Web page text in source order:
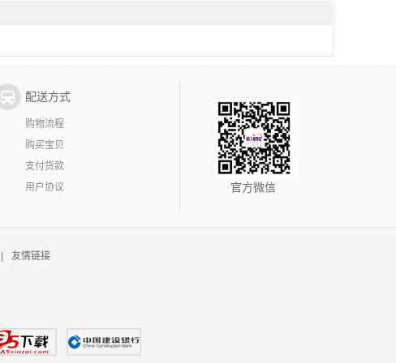
配送方式
购物流程
购买宝贝
支付货款
用户协议
官方微信
友情链接